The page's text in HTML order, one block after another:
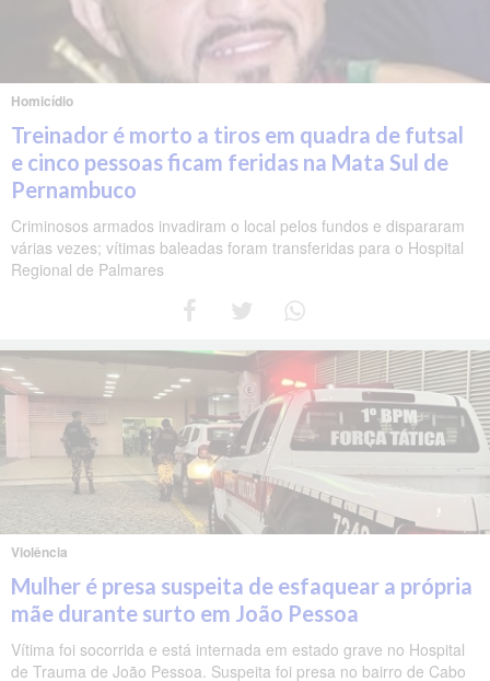
Homicídio
Treinador é morto a tiros em quadra de futsal
e cinco pessoas ficam feridas na Mata Sul de
Pernambuco
Criminosos armados invadiram o local pelos fundos e dispararam
várias vezes; vítimas baleadas foram transferidas para o Hospital
Regional de Palmares
Violência
Mulher é presa suspeita de esfaquear a própria
mãe durante surto em João Pessoa
Vítima foi socorrida e está internada em estado grave no Hospital
de Trauma de João Pessoa. Suspeita foi presa no bairro de Cabo